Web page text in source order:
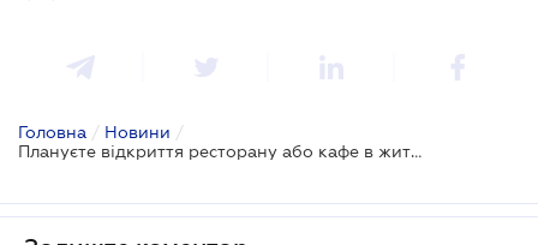
Головна / Новини /
Плануєте відкриття ресторану або кафе в житловому будинку: що треба врахувати